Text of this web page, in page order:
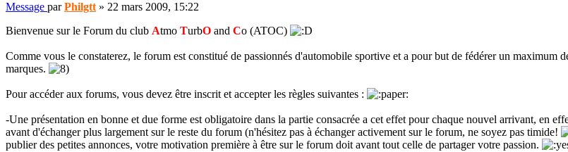
Message parPhilgtt » 22 mars 2009, 15:22
Bienvenue sur le Forum du club Atmo TurbO and Co (ATOC)
Comme vous le constaterez, le forum est constitué de passionnés d'automobile sportive et a pour but de fédérer un maximum
marques.
Pour accéder aux forums, vous devez être inscrit et accepter les règles suivantes :
-Une présentation en bonne et due forme est obligatoire dans la partie consacrée a cet effet pour chaque nouvel arrivant, en
avant d'échanger plus largement sur le reste du forum (n'hésitez pas à échanger activement sur le forum, ne soyez pas timide!
publier des petites annonces, votre motivation première à être sur le forum doit avant tout celle de partager votre passion.